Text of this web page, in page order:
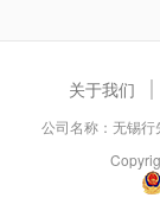
关于我们
公司名称：无锡